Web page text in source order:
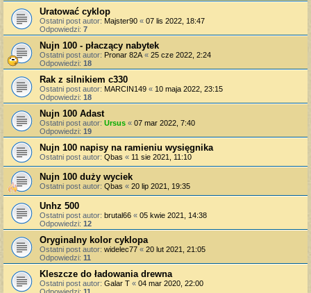
Uratować cyklop
Ostatni post autor: Majster90 « 07 lis 2022, 18:47
Odpowiedzi: 7
Nujn 100 - płaczący nabytek
Ostatni post autor: Pronar 82A « 25 cze 2022, 2:24
Odpowiedzi: 18
Rak z silnikiem c330
Ostatni post autor: MARCIN149 « 10 maja 2022, 23:15
Odpowiedzi: 18
Nujn 100 Adast
Ostatni post autor: Ursus « 07 mar 2022, 7:40
Odpowiedzi: 19
Nujn 100 napisy na ramieniu wysięgnika
Ostatni post autor: Qbas « 11 sie 2021, 11:10
Nujn 100 duży wyciek
Ostatni post autor: Qbas « 20 lip 2021, 19:35
Unhz 500
Ostatni post autor: brutal66 « 05 kwie 2021, 14:38
Odpowiedzi: 12
Oryginalny kolor cyklopa
Ostatni post autor: widelec77 « 20 lut 2021, 21:05
Odpowiedzi: 11
Kleszcze do ładowania drewna
Ostatni post autor: Galar T « 04 mar 2020, 22:00